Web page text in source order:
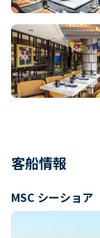
客船情報
MSC シーショア